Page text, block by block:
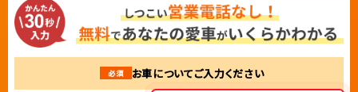
必須
お車についてご入力ください